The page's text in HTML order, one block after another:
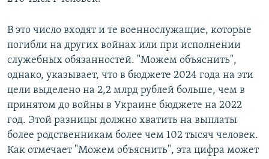
В это число входят и те военнослужащие, которые
погибли на других войнах или при исполнении
служебных обязанностей. "Можем объяснить",
однако, указывает, что в бюджете 2024 года на эти
цели выделено на 2,2 млрд рублей больше, чем в
принятом до войны в Украине бюджете на 2022
год. Этой разницы должно хватить на выплаты
более родственникам более чем 102 тысяч человек.
Как отмечает "Можем объяснить", эта цифра может